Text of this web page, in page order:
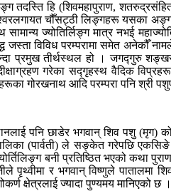
तदस्ति हि (शिवमहापुराण,
चौँसट्ठी लिङ्गहरू
ज्योतिर्लिङ्ग मात्र नभई
विविध परम्परामा समेत अनेकौँ
प्रमुख तीर्थस्थल हो । जगद्गुरु
गरेका सद्गृहस्थ वैदिक
गोरखनाथ आदि परम्परा पनि श्री
पनि छाडेर भगवान् शिव पशु (मृग)
(पार्वती) ले सङ्केत गरेपछि
बनी प्रतिष्ठित भएको कथा
र भगवान् विष्णुले पातालमा
क्षेत्रलाई ज्यादा पुण्यमय मानिएको छ ।